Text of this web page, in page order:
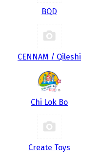
BQD
CENNAM / Qileshi
Chi Lok Bo
Create Toys